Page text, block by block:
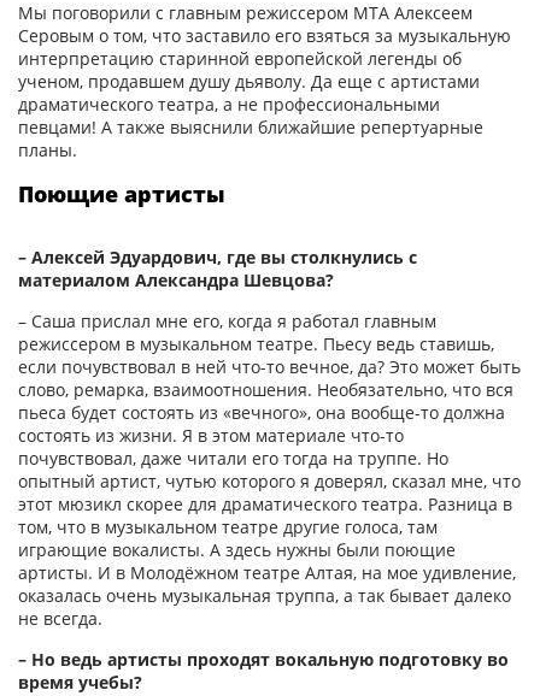
Мы поговорили с главным режиссером МТА Алексеем
Серовым о том, что заставило его взяться за музыкальную
интерпретацию старинной европейской легенды об
ученом, продавшем душу дьяволу. Да еще с артистами
драматического театра, а не профессиональными
певцами! А также выяснили ближайшие репертуарные
планы.
Поющие артисты
– Алексей Эдуардович, где вы столкнулись с
материалом Александра Шевцова?
– Саша прислал мне его, когда я работал главным
режиссером в музыкальном театре. Пьесу ведь ставишь,
если почувствовал в ней что-то вечное, да? Это может быть
слово, ремарка, взаимоотношения. Необязательно, что вся
пьеса будет состоять из «вечного», она вообще-то должна
состоять из жизни. Я в этом материале что-то
почувствовал, даже читали его тогда на труппе. Но
опытный артист, чутью которого я доверял, сказал мне, что
этот мюзикл скорее для драматического театра. Разница в
том, что в музыкальном театре другие голоса, там
играющие вокалисты. А здесь нужны были поющие
артисты. И в Молодёжном театре Алтая, на мое удивление,
оказалась очень музыкальная труппа, а так бывает далеко
не всегда.
– Но ведь артисты проходят вокальную подготовку во
время учебы?